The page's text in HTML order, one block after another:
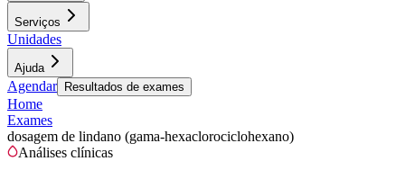
Serviços
Unidades
Ajuda
Agendar Resultados de exames
Home
Exames
dosagem de lindano (gama-hexaclorociclohexano)
Análises clínicas